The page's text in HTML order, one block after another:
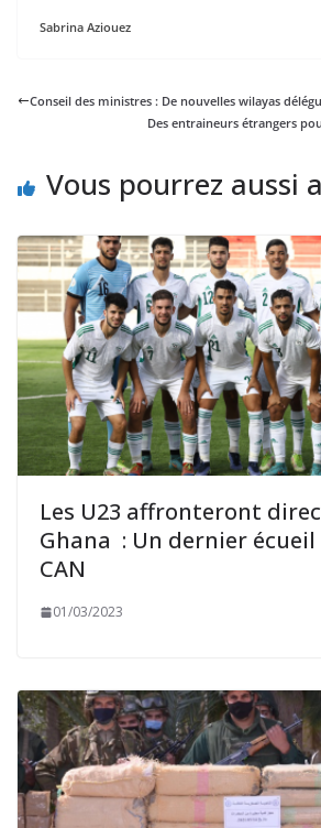
Sabrina Aziouez
Conseil des ministres : De nouvelles wilayas
Des entraineurs étrangers
Vous pourrez aussi
Les U23 affronteront
Ghana : Un dernier
CAN
01/03/2023